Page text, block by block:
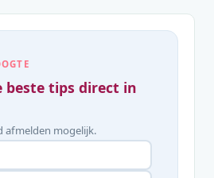
beste tips direct in
afmelden mogelijk.